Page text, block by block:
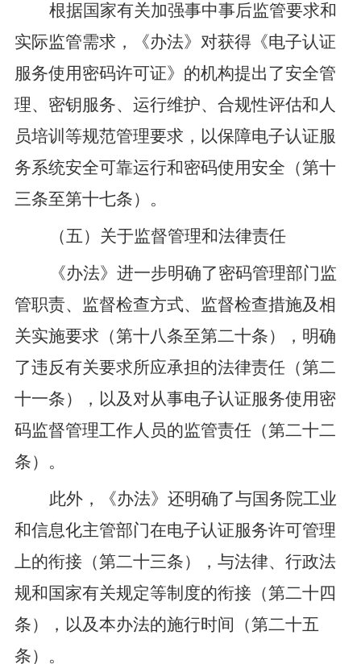
根据国家有关加强事中事后监管要求和
实际监管需求，
《办法》 对获得《电子认证
服务使用密码许可证》的机构提出了安全管
理、密钥服务、运行维护、合规性评估和人
员培训等规范管理要求，以保障电子认证服
务系统安全可靠运行和密码使用安全 （第十
三条至第十七条） 。
（五）关于监督管理和法律责任
《办法》 进一步明确了密码管理部门监
管职责、监督检查方式、监督检查措施及相
关实施要求 （第十八条至第二十条） ， 明确
了违反有关要求所应承担的法律责任（第二
十一条） ， 以及对从事电子认证服务使用密
码监督管理工作人员的监管责任（第二十二
条） 。
此外，
《办法》 还明确了与国务院工业
和信息化主管部门在电子认证服务许可管理
上的衔接（第二十三条） ，与法律、行政法
规和 国家有关规定等制度的衔接（第二十四
条） ， 以及本办法的施行时间 （第二十五
条）。